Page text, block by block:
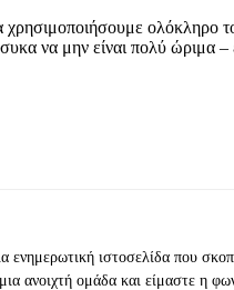
ολόκληρο
να μην είναι πολύ ώριμα –
ιστοσελίδα που
ανοιχτή ομάδα και είμαστε η